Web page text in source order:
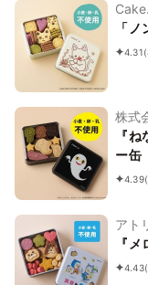
「
4.31
株式
『
ー缶
4.39
アト
『
4.43